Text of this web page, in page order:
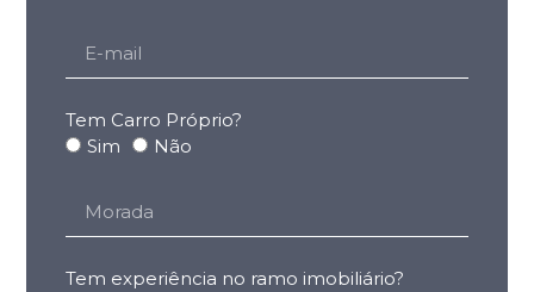
Tem Carro Próprio?
Sim
Não
Tem experiência no ramo imobiliário?